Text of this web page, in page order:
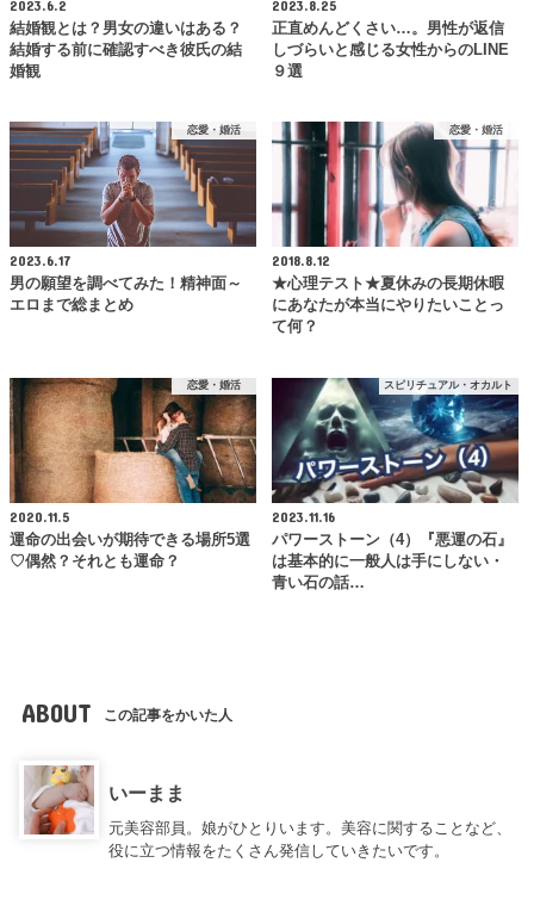
2023.6.2
結婚観とは？男女の違いはある？
結婚する前に確認すべき彼氏の結
婚観
2023.8.25
正直めんどくさい…。男性が返信
しづらいと感じる女性からのLINE
９選
恋愛・婚活
2023.6.17
男の願望を調べてみた！精神面～
エロまで総まとめ
恋愛・婚活
2018.8.12
★心理テスト★夏休みの長期休暇
にあなたが本当にやりたいことっ
て何？
恋愛・婚活
2020.11.5
運命の出会いが期待できる場所5選
♡偶然？それとも運命？
スピリチュアル・オカルト
2023.11.16
パワーストーン（4）『悪運の石』
は基本的に一般人は手にしない・
青い石の話…
ABOUT この記事をかいた人
いーまま
元美容部員。娘がひとりいます。美容に関することなど、
役に立つ情報をたくさん発信していきたいです。